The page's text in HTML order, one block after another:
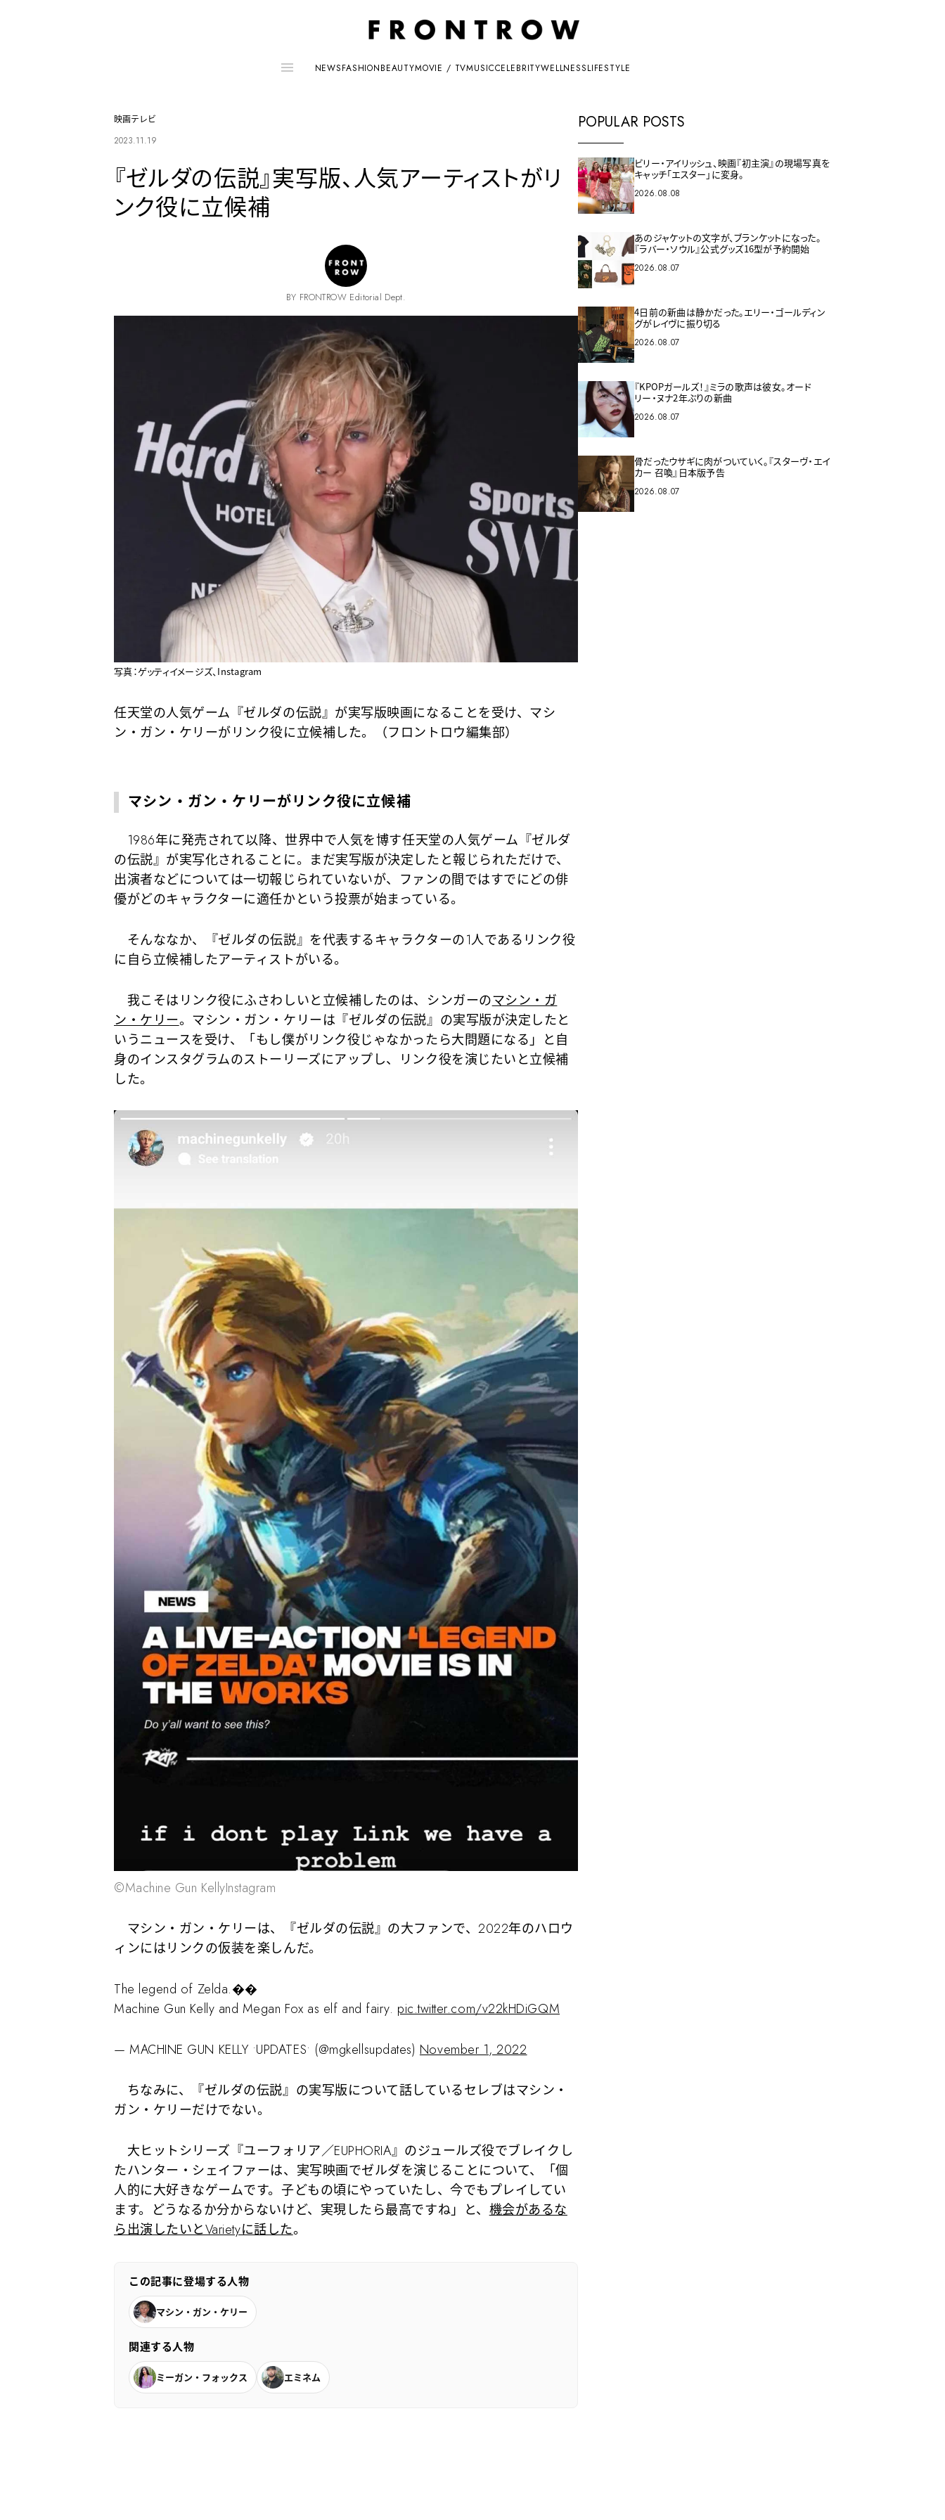
NEWSFASHIONBEAUTYMOVIE / TVMUSICCELEBRITYWELLNESSLIFESTYLE
映画テレビ
2023.11.19
『ゼルダの伝説』実写版、人気アーティストがリ
ンク役に立候補
BY FRONTROW Editorial Dept.
写真：ゲッティイメージズ、Instagram
任天堂の人気ゲーム『ゼルダの伝説』が実写版映画になることを受け、マシ
ン・ガン・ケリーがリンク役に立候補した。（フロントロウ編集部）
マシン・ガン・ケリーがリンク役に立候補
1986年に発売されて以降、世界中で人気を博す任天堂の人気ゲーム『ゼルダ
の伝説』が実写化されることに。まだ実写版が決定したと報じられただけで、
出演者などについては一切報じられていないが、ファンの間ではすでにどの俳
優がどのキャラクターに適任かという投票が始まっている。
そんななか、『ゼルダの伝説』を代表するキャラクターの1人であるリンク役
に自ら立候補したアーティストがいる。
我こそはリンク役にふさわしいと立候補したのは、シンガーのマシン・ガ
ン・ケリー。マシン・ガン・ケリーは『ゼルダの伝説』の実写版が決定したと
いうニュースを受け、「もし僕がリンク役じゃなかったら大問題になる」と自
身のインスタグラムのストーリーズにアップし、リンク役を演じたいと立候補
した。
©Machine Gun KellyInstagram
マシン・ガン・ケリーは、『ゼルダの伝説』の大ファンで、2022年のハロウ
ィンにはリンクの仮装を楽しんだ。
The legend of Zelda.��
Machine Gun Kelly and Megan Fox as elf and fairy. pic.twitter.com/v22kHDiGQM
— MACHINE GUN KELLY •UPDATES• (@mgkellsupdates) November 1, 2022
ちなみに、『ゼルダの伝説』の実写版について話しているセレブはマシン・
ガン・ケリーだけでない。
大ヒットシリーズ『ユーフォリア／EUPHORIA』のジュールズ役でブレイクし
たハンター・シェイファーは、実写映画でゼルダを演じることについて、「個
人的に大好きなゲームです。子どもの頃にやっていたし、今でもプレイしてい
ます。どうなるか分からないけど、実現したら最高ですね」と、機会があるな
ら出演したいとVarietyに話した。
この記事に登場する人物
マシン・ガン・ケリー
関連する人物
ミーガン・フォックス エミネム
POPULAR POSTS
ビリー・アイリッシュ、映画『初主演』の現場写真を
キャッチ「エスター」に変身。
2026.08.08
あのジャケットの文字が、ブランケットになった。
『ラバー・ソウル』公式グッズ16型が予約開始
2026.08.07
4日前の新曲は静かだった。エリー・ゴールディン
グがレイヴに振り切る
2026.08.07
『KPOPガールズ！』ミラの歌声は彼女。オード
リー・ヌナ2年ぶりの新曲
2026.08.07
骨だったウサギに肉がついていく。『スターヴ・エイ
カー 召喚』日本版予告
2026.08.07